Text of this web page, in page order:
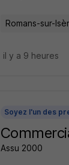
Romans-sur-
il y a 9 heures
Soyez l'un des
Assu 2000